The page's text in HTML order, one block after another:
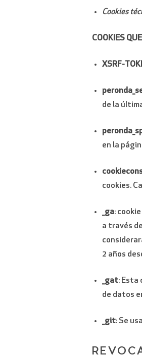
Cookies
COOKIES
XSRF-
de la
en la
cookies.
_ga:
a través
2 años
_gat: Esta
de datos
_git: Se